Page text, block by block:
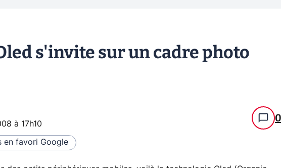
s'invite sur un cadre photo
à 17h10 0
en favori Google